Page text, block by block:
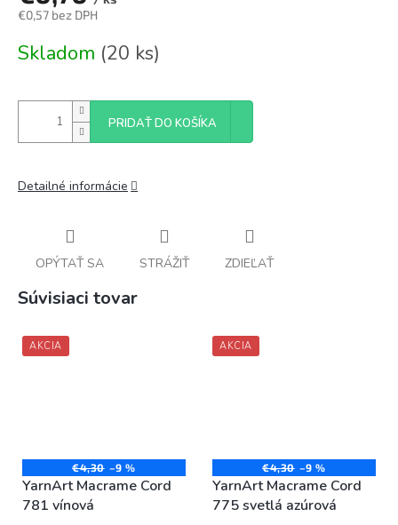
€0,57 bez DPH
cena:
Skladom (20 ks)
PRIDAŤ DO KOŠÍKA
Detailné informácie
OPÝTAŤ SA STRÁŽIŤ ZDIEĽAŤ
Súvisiaci tovar
AKCIA
€4,30 –9 %
YarnArt Macrame Cord
781 vínová
AKCIA
€4,30 –9 %
YarnArt Macrame Cord
775 svetlá azúrová